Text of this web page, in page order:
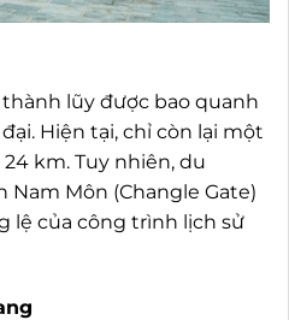
lũy được bao quanh
Hiện tại, chỉ còn lại một
km. Tuy nhiên, du
Môn (Changle Gate)
lệ của công trình lịch sử